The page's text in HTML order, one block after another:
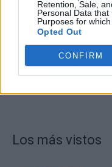
Retention, Sale,
Personal Data
Purposes for
Opted Out
CONFIRM
Los más vistos